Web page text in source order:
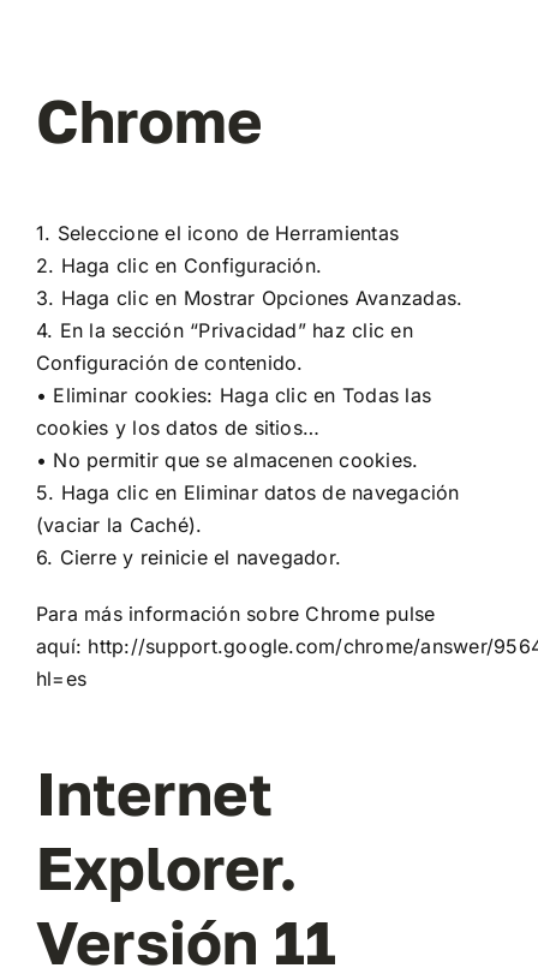
Chrome
1. Seleccione el icono de Herramientas
2. Haga clic en Configuración.
3. Haga clic en Mostrar Opciones Avanzadas.
4. En la sección “Privacidad” haz clic en
Configuración de contenido.
• Eliminar cookies: Haga clic en Todas las
cookies y los datos de sitios…
• No permitir que se almacenen cookies.
5. Haga clic en Eliminar datos de navegación
(vaciar la Caché).
6. Cierre y reinicie el navegador.
Para más información sobre Chrome pulse
aquí: http://support.google.com/chrome/answer/
hl=es
Internet
Explorer.
Versión 11